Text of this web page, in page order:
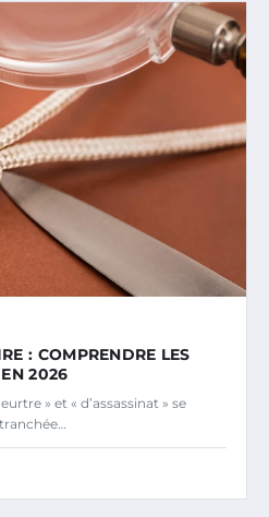
: COMPRENDRE LES
2026
» et « d’assassinat » se